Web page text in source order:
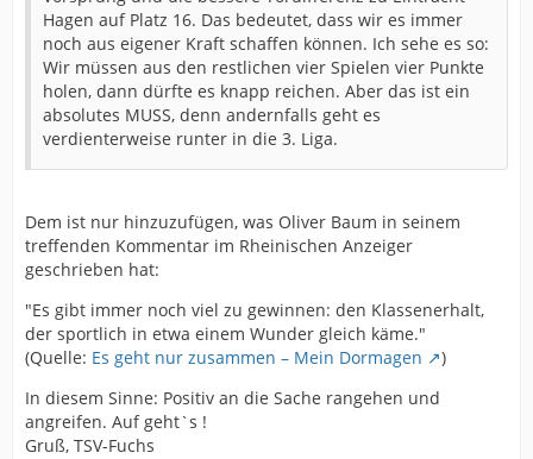
Hagen auf Platz 16. Das bedeutet, dass wir es immer
noch aus eigener Kraft schaffen können. Ich sehe es so:
Wir müssen aus den restlichen vier Spielen vier Punkte
holen, dann dürfte es knapp reichen. Aber das ist ein
absolutes MUSS, denn andernfalls geht es
verdienterweise runter in die 3. Liga.
Dem ist nur hinzuzufügen, was Oliver Baum in seinem
treffenden Kommentar im Rheinischen Anzeiger
geschrieben hat:
"Es gibt immer noch viel zu gewinnen: den Klassenerhalt,
der sportlich in etwa einem Wunder gleich käme."
(Quelle: Es geht nur zusammen – Mein Dormagen
)
In diesem Sinne: Positiv an die Sache rangehen und
angreifen. Auf geht`s !
Gruß, TSV-Fuchs